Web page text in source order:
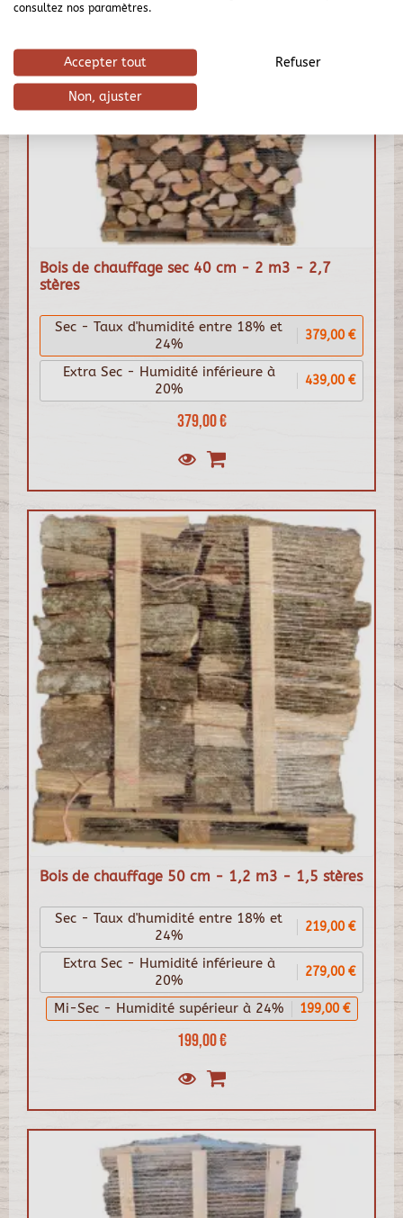
Bois de chauffage sec 40 cm - 2 m3 - 2,7
stères
379,00 €
Sec - Taux d'humidité entre 18% et
24%
379,00 €
Extra Sec - Humidité inférieure à
20%
439,00 €
Bois de chauffage 50 cm - 1,2 m3 - 1,5 stères
199,00 €
Sec - Taux d'humidité entre 18% et
24%
219,00 €
Extra Sec - Humidité inférieure à
20%
279,00 €
Mi-Sec - Humidité supérieur à 24% 199,00 €
consultez nos paramètres.
Accepter tout Refuser
Non, ajuster